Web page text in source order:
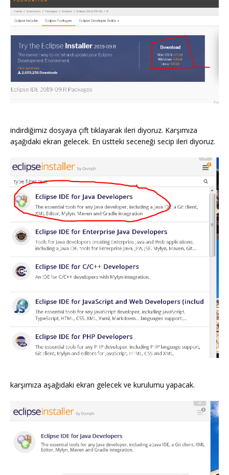
indirdiğimiz dosyaya çift tıklayarak ileri diyoruz. Karşımıza
aşağıdaki ekran gelecek. En üstteki seceneği secip ileri diyoruz.
karşımıza aşağıdaki ekran gelecek ve kurulumu yapacak.